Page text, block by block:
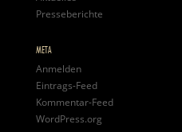
Presseberichte
META
Anmelden
Eintrags-Feed
Kommentar-Feed
WordPress.org